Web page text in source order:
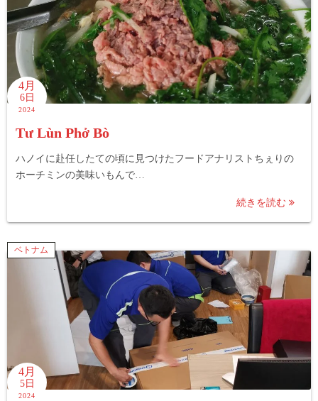
4月
6日
2024
Tư Lùn Phở Bò
ハノイに赴任したての頃に見つけたフードアナリストちぇりの
ホーチミンの美味いもんで…
続きを読む
ベトナム
4月
5日
2024